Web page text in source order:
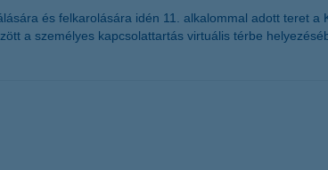
és felkarolására idén 11. alkalommal adott teret a
a személyes kapcsolattartás virtuális térbe